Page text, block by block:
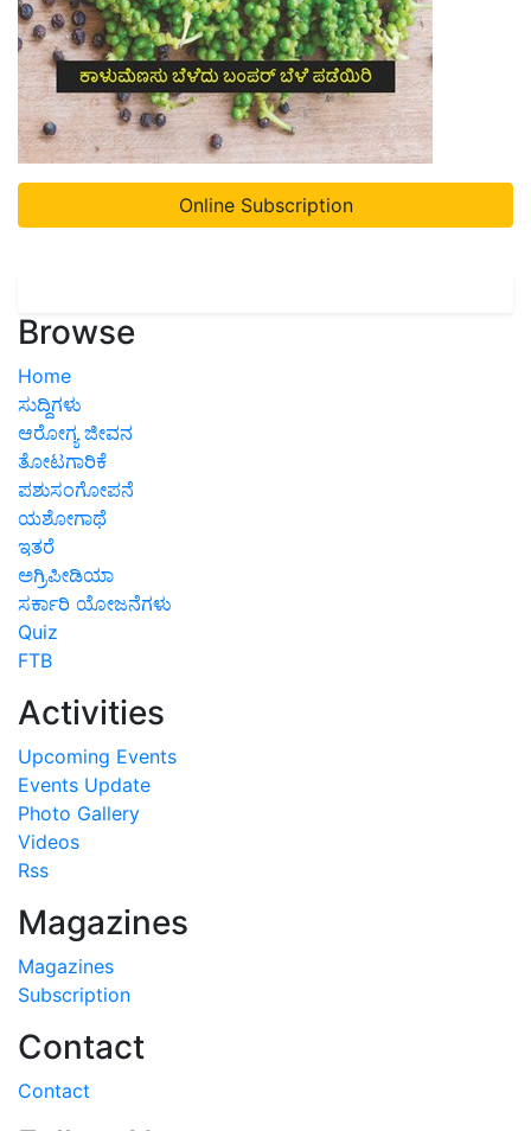
Online Subscription
Browse
Home
ಸುದ್ದಿಗಳು
ಆರೋಗ್ಯ ಜೀವನ
ತೋಟಗಾರಿಕೆ
ಪಶುಸಂಗೋಪನೆ
ಯಶೋಗಾಥೆ
ಇತರೆ
ಅಗ್ರಿಪೀಡಿಯಾ
ಸರ್ಕಾರಿ ಯೋಜನೆಗಳು
Quiz
FTB
Activities
Upcoming Events
Events Update
Photo Gallery
Videos
Rss
Magazines
Magazines
Subscription
Contact
Contact